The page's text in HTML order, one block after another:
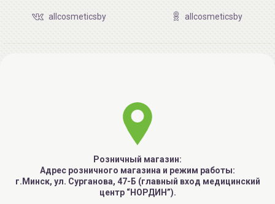
allcosmeticsby allcosmeticsby
Розничный магазин:
Адрес розничного магазина и режим работы:
г.Минск, ул. Сурганова, 47-Б (главный вход медицинский
центр “НОРДИН”).